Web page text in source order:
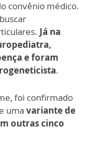
convênio médico.
Já na
e foram
.
foi confirmado
uma variante de
outras cinco